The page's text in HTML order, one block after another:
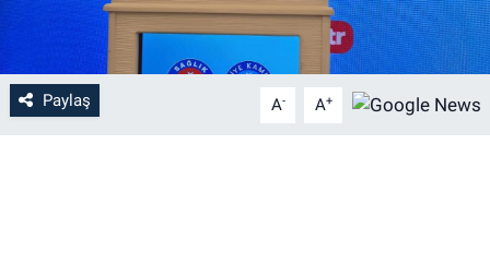
Paylaş A- A+